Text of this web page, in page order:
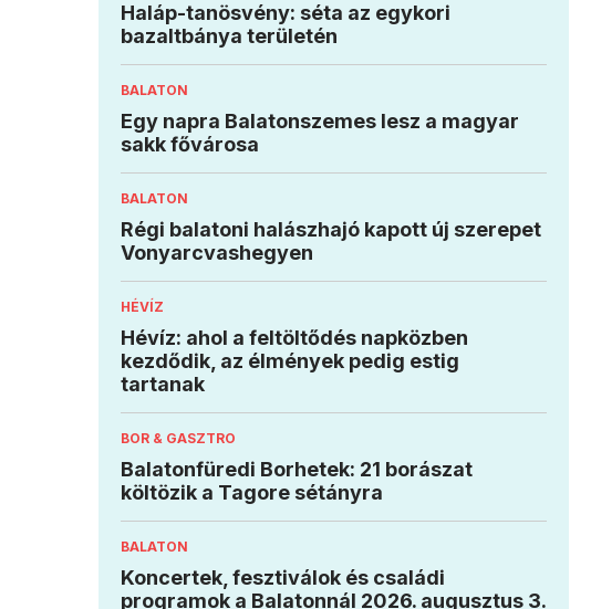
Haláp-tanösvény: séta az egykori
bazaltbánya területén
BALATON
Egy napra Balatonszemes lesz a magyar
sakk fővárosa
BALATON
Régi balatoni halászhajó kapott új szerepet
Vonyarcvashegyen
HÉVÍZ
Hévíz: ahol a feltöltődés napközben
kezdődik, az élmények pedig estig
tartanak
BOR & GASZTRO
Balatonfüredi Borhetek: 21 borászat
költözik a Tagore sétányra
BALATON
Koncertek, fesztiválok és családi
programok a Balatonnál 2026. augusztus 3.